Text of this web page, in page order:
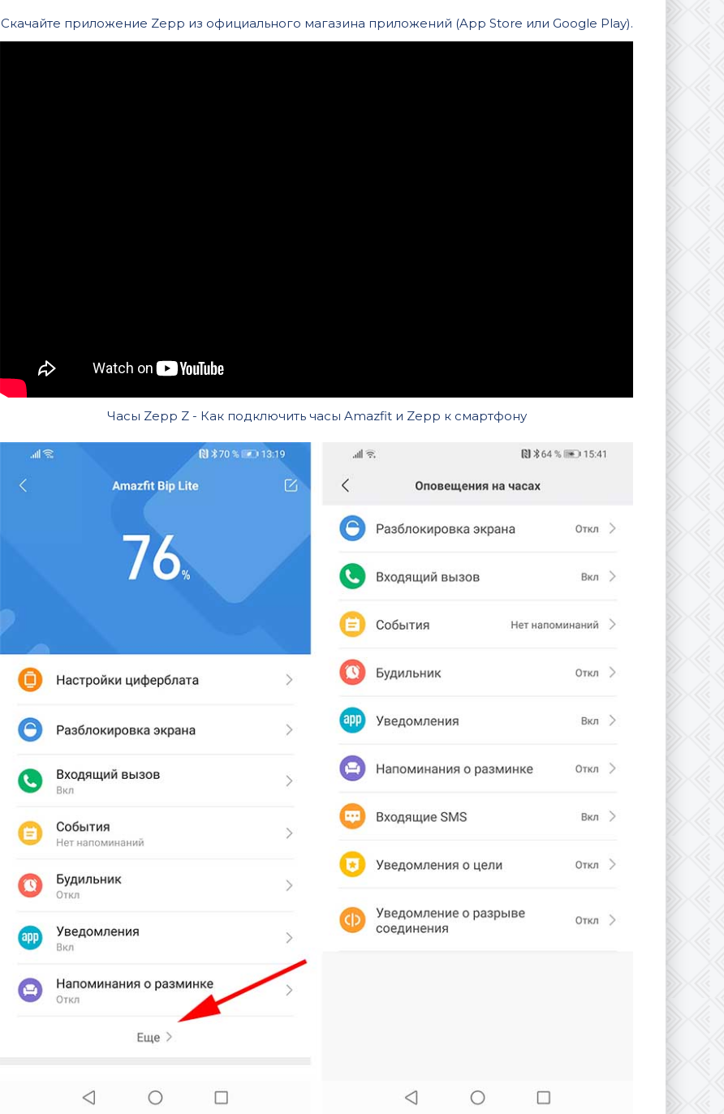
Скачайте приложение Zepp из официального магазина приложений (App Store или Google Play).
Часы Zepp Z - Как подключить часы Amazfit и Zepp к смартфону